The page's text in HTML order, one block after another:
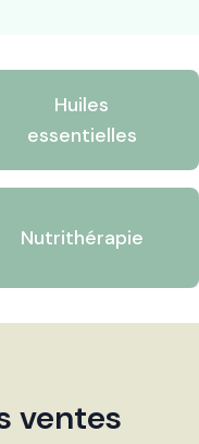
Huiles
essentielles
Nutrithérapie
ventes